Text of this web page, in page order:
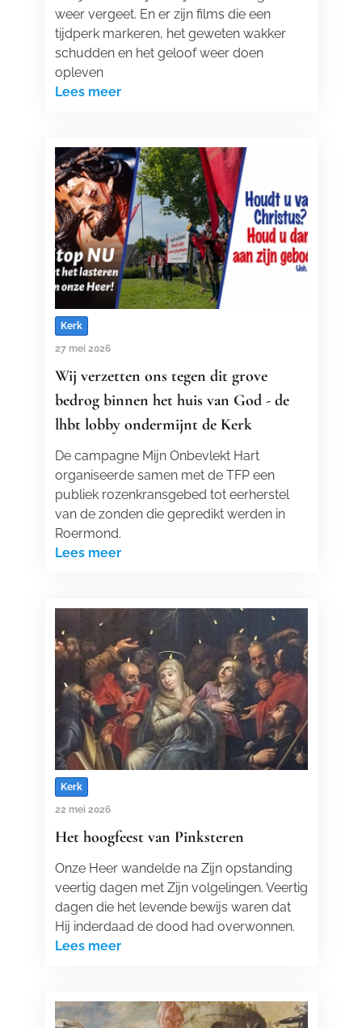
weer vergeet. En er zijn films die een
tijdperk markeren, het geweten wakker
schudden en het geloof weer doen
opleven
Lees meer
Kerk
27 mei 2026
Wij verzetten ons tegen dit grove
bedrog binnen het huis van God - de
lhbt lobby ondermijnt de Kerk
De campagne Mijn Onbevlekt Hart
organiseerde samen met de TFP een
publiek rozenkransgebed tot eerherstel
van de zonden die gepredikt werden in
Roermond.
Lees meer
Kerk
22 mei 2026
Het hoogfeest van Pinksteren
Onze Heer wandelde na Zijn opstanding
veertig dagen met Zijn volgelingen. Veertig
dagen die het levende bewijs waren dat
Hij inderdaad de dood had overwonnen.
Lees meer